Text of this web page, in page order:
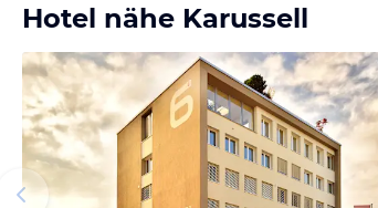
Hotel nähe Karussell